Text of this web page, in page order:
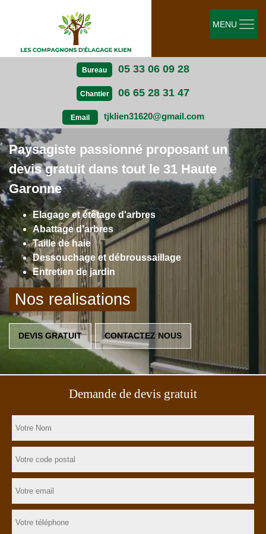
Bureau 05 33 06 09 28
Chantier 06 65 28 31 47
Email tjklien31620@gmail.com
MENU
Paysagiste passionné proposant un
devis gratuit dans tout le 31 Haute
Garonne
Elagage et étêtage d'arbres
Abattage d'arbres
Taille de haie
Dessouchage et débroussaillage
Entretien de jardin
Nos realisations
DEVIS GRATUIT CONTACTEZ NOUS
Demande de devis gratuit